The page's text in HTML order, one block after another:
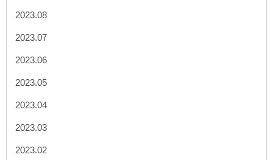
2023.08
2023.07
2023.06
2023.05
2023.04
2023.03
2023.02